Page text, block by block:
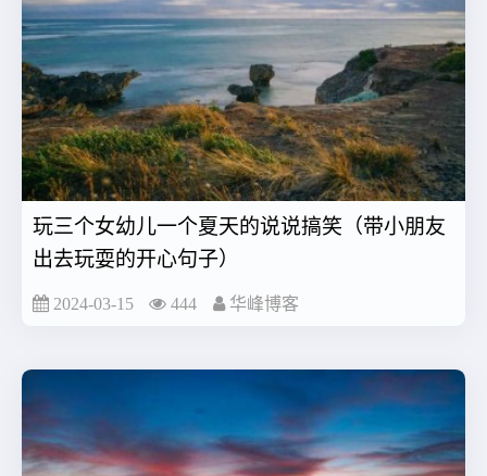
玩三个女幼儿一个夏天的说说搞笑（带小朋友
出去玩耍的开心句子）
2024-03-15 444 华峰博客